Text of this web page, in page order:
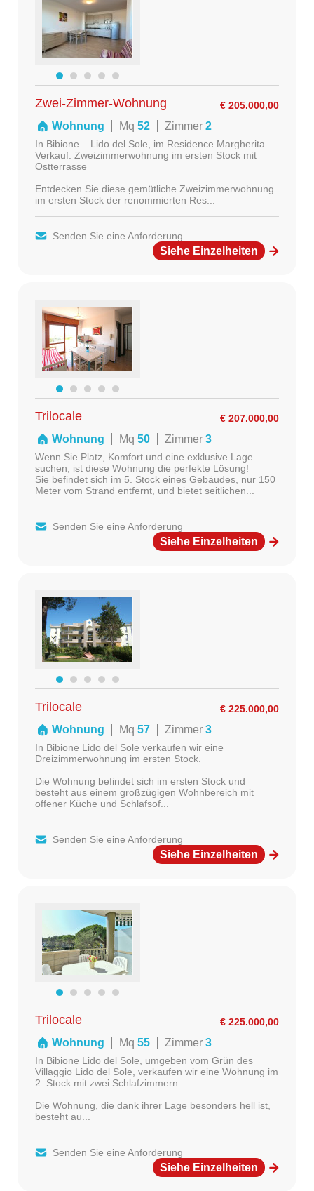
€ 205.000,00
Zwei-Zimmer-Wohnung
Wohnung Mq 52 Zimmer 2
In Bibione – Lido del Sole, im Residence Margherita –
Verkauf: Zweizimmerwohnung im ersten Stock mit
Ostterrasse
Entdecken Sie diese gemütliche Zweizimmerwohnung
im ersten Stock der renommierten Res...
Senden Sie eine Anforderung
Siehe Einzelheiten
€ 207.000,00
Trilocale
Wohnung Mq 50 Zimmer 3
Wenn Sie Platz, Komfort und eine exklusive Lage
suchen, ist diese Wohnung die perfekte Lösung!
Sie befindet sich im 5. Stock eines Gebäudes, nur 150
Meter vom Strand entfernt, und bietet seitlichen...
Senden Sie eine Anforderung
Siehe Einzelheiten
€ 225.000,00
Trilocale
Wohnung Mq 57 Zimmer 3
In Bibione Lido del Sole verkaufen wir eine
Dreizimmerwohnung im ersten Stock.
Die Wohnung befindet sich im ersten Stock und
besteht aus einem großzügigen Wohnbereich mit
offener Küche und Schlafsof...
Senden Sie eine Anforderung
Siehe Einzelheiten
€ 225.000,00
Trilocale
Wohnung Mq 55 Zimmer 3
In Bibione Lido del Sole, umgeben vom Grün des
Villaggio Lido del Sole, verkaufen wir eine Wohnung im
2. Stock mit zwei Schlafzimmern.
Die Wohnung, die dank ihrer Lage besonders hell ist,
besteht au...
Senden Sie eine Anforderung
Siehe Einzelheiten